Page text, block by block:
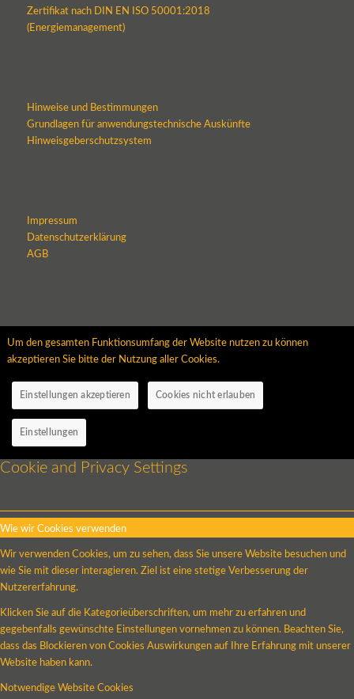
Zertifikat nach DIN EN ISO 50001:2018
(Energiemanagement)
Hinweise und Bestimmungen
Grundlagen für anwendungstechnische Auskünfte
Hinweisgeberschutzsystem
Impressum
Datenschutzerklärung
AGB
Um den gesamten Funktionsumfang der Website nutzen zu können
akzeptieren Sie bitte der Nutzung aller Cookies.
Einstellungen akzeptieren Cookies nicht erlauben
Einstellungen
Cookie and Privacy Settings
Wie wir Cookies verwenden
Wir verwenden Cookies, um zu sehen, dass Sie unsere Website besuchen und
wie Sie mit dieser interagieren. Ziel ist eine stetige Verbesserung der
Nutzererfahrung.
Klicken Sie auf die Kategorieüberschriften, um mehr zu erfahren und
gegebenfalls gewünschte Einstellungen vornehmen zu können. Beachten Sie,
dass das Blockieren von Cookies Auswirkungen auf Ihre Erfahrung mit unserer
Website haben kann.
Notwendige Website Cookies